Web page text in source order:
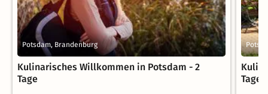
Potsdam, Brandenburg
Kulinarisches Willkommen in Potsdam - 2
Tage
Tage